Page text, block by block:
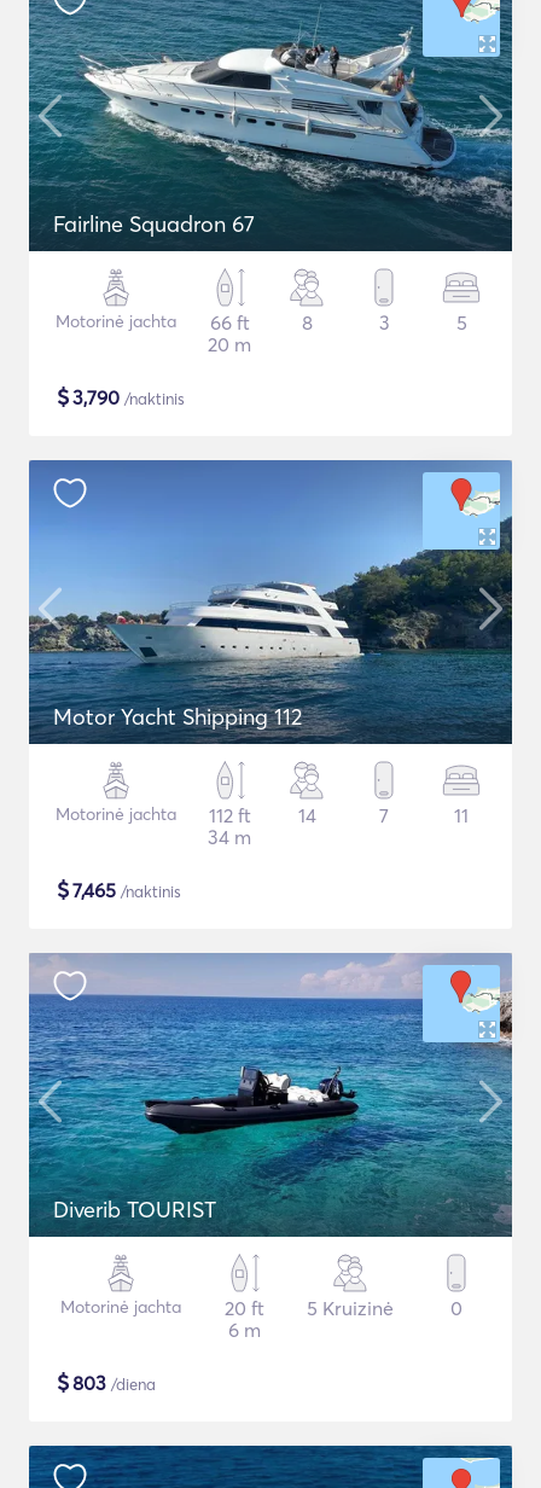
Fairline Squadron 67
Motorinė jachta
66 ft
20 m
8 3 5
$3,790 /naktinis
Motor Yacht Shipping 112
Motorinė jachta
112 ft
34 m
14 7 11
$7,465 /naktinis
Diverib TOURIST
Motorinė jachta
20 ft
6 m
5 Kruizinė 0
$803 /diena